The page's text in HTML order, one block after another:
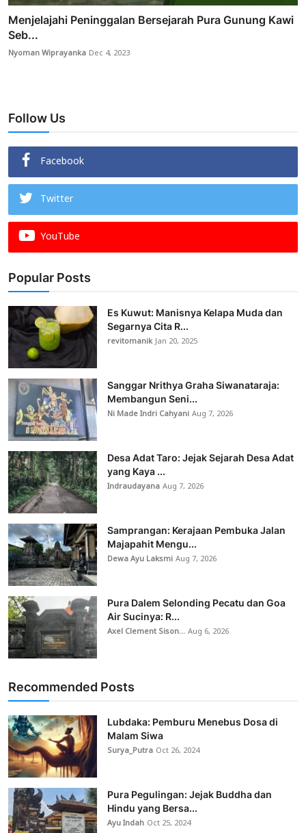
Menjelajahi Peninggalan Bersejarah Pura Gunung Kawi
Seb...
Nyoman Wiprayanka Dec 4, 2023
Follow Us
Facebook
Twitter
YouTube
Popular Posts
Es Kuwut: Manisnya Kelapa Muda dan
Segarnya Cita R...
revitomanikJan 20, 2025
Sanggar Nrithya Graha Siwanataraja:
Membangun Seni...
Ni Made Indri CahyaniAug 7, 2026
Desa Adat Taro: Jejak Sejarah Desa Adat
yang Kaya ...
IndraudayanaAug 7, 2026
Samprangan: Kerajaan Pembuka Jalan
Majapahit Mengu...
Dewa Ayu LaksmiAug 7, 2026
Pura Dalem Selonding Pecatu dan Goa
Air Sucinya: R...
Axel Clement Sison...Aug 6, 2026
Recommended Posts
Lubdaka: Pemburu Menebus Dosa di
Malam Siwa
Surya_Putra Oct 26, 2024
Pura Pegulingan: Jejak Buddha dan
Hindu yang Bersa...
Ayu Indah Oct 25, 2024